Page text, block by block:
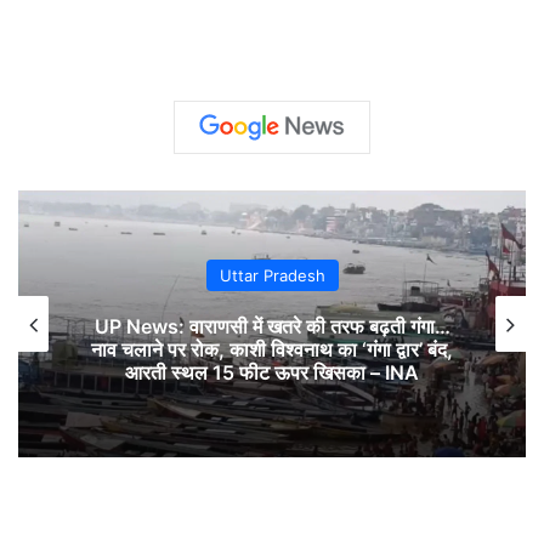
Uttar Pradesh
UP News: वाराणसी में खतरे की तरफ बढ़ती गंगा…
नाव चलाने पर रोक, काशी विश्वनाथ का ‘गंगा द्वार’ बंद,
आरती स्थल 15 फीट ऊपर खिसका – INA